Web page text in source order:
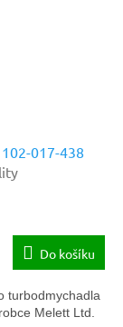
017-438
Do košíku
turbodmychadla
Melett Ltd.